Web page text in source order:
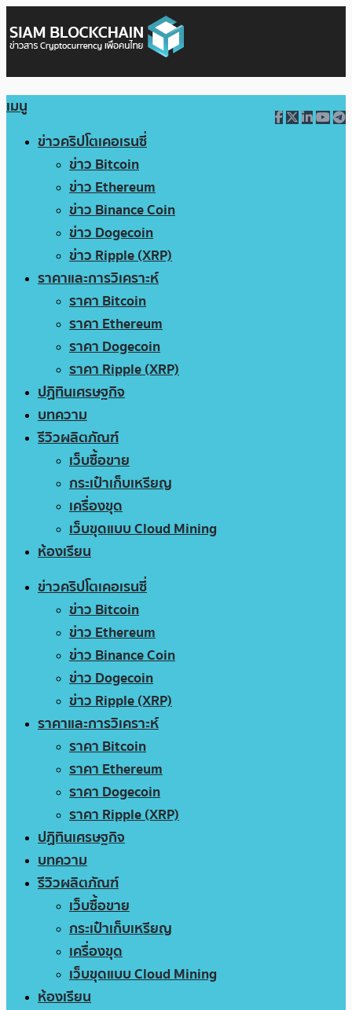
เมนู
ข่าวคริปโตเคอเรนซี่
ข่าว Bitcoin
ข่าว Ethereum
ข่าว Binance Coin
ข่าว Dogecoin
ข่าว Ripple (XRP)
ราคาและการวิเคราะห์
ราคา Bitcoin
ราคา Ethereum
ราคา Dogecoin
ราคา Ripple (XRP)
ปฏิทินเศรษฐกิจ
บทความ
รีวิวผลิตภัณฑ์
เว็บซื้อขาย
กระเป๋าเก็บเหรียญ
เครื่องขุด
เว็บขุดแบบ Cloud Mining
ห้องเรียน
ข่าวคริปโตเคอเรนซี่
ข่าว Bitcoin
ข่าว Ethereum
ข่าว Binance Coin
ข่าว Dogecoin
ข่าว Ripple (XRP)
ราคาและการวิเคราะห์
ราคา Bitcoin
ราคา Ethereum
ราคา Dogecoin
ราคา Ripple (XRP)
ปฏิทินเศรษฐกิจ
บทความ
รีวิวผลิตภัณฑ์
เว็บซื้อขาย
กระเป๋าเก็บเหรียญ
เครื่องขุด
เว็บขุดแบบ Cloud Mining
ห้องเรียน